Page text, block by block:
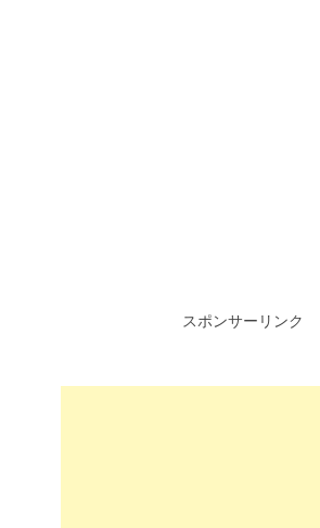
スポンサーリンク